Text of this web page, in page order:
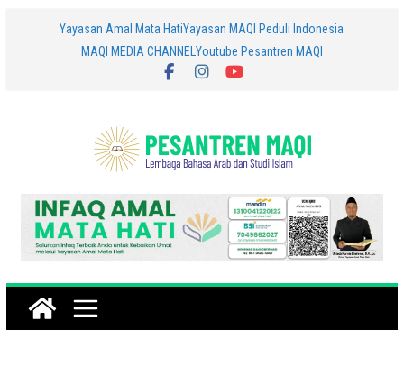
Yayasan Amal Mata HatiYayasan MAQI Peduli Indonesia
MAQI MEDIA CHANNEL Youtube Pesantren MAQI